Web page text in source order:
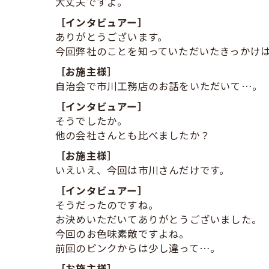
［インタビュアー］
ありがとうございます。
今回弊社のことを知っていただいたきっかけ
［お施主様］
自治会で市川工務店のお話をいただいて…。
［インタビュアー］
そうでしたか。
他の会社さんとも比べましたか？
［お施主様］
いえいえ、今回は市川さんだけです。
［インタビュアー］
そうだったのですね。
お決めいただいてありがとうございました。
今回のお色味素敵ですよね。
前回のピンクからは少し違って…。